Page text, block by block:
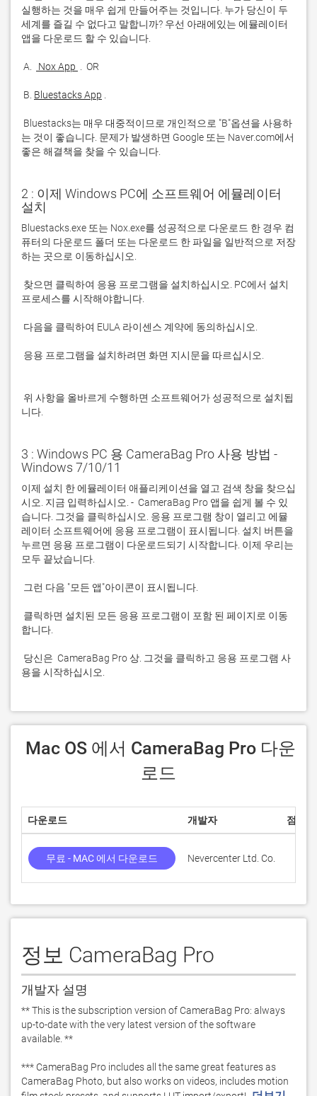
실행하는 것을 매우 쉽게 만들어주는 것입니다. 누가 당신이 두
세계를 즐길 수 없다고 말합니까? 우선 아래에있는 에뮬레이터
A. Nox App
B. Bluestacks App
는 것이 좋습니다. 문제가 발생하면 Google 또는 Naver.com에서
좋은 해결책을 찾을 수 있습니다.
2 : 이제 Windows PC에 소프트웨어 에뮬레이터
설치
Bluestacks.exe 또는 Nox.exe를 성공적으로 다운로드 한 경우 컴
퓨터의 다운로드 폴더 또는 다운로드 한 파일을 일반적으로 저장
니다.
3 : Windows PC 용 CameraBag Pro 사용 방법 -
Windows 7/10/11
이제 설치 한 에뮬레이터 애플리케이션을 열고 검색 창을 찾으십
시오. 지금 입력하십시오. -  CameraBag Pro 앱을 쉽게 볼 수 있
습니다. 그것을 클릭하십시오. 응용 프로그램 창이 열리고 에뮬
레이터 소프트웨어에 응용 프로그램이 표시됩니다. 설치 버튼을
누르면 응용 프로그램이 다운로드되기 시작합니다. 이제 우리는
용을 시작하십시오.
로드
다운로드 개발자 점수
무료 - MAC 에서 다운로드 Nevercenter Ltd. Co.
정보 CameraBag Pro
개발자 설명
** This is the subscription version of CameraBag Pro: always
up-to-date with the very latest version of the software
available. **
*** CameraBag Pro includes all the same great features as
CameraBag Photo, but also works on videos, includes motion